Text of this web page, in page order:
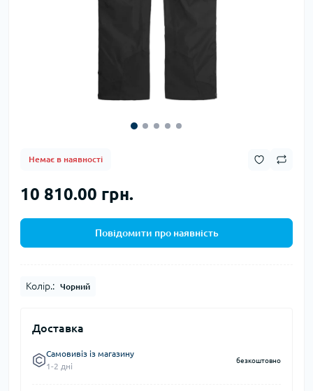
Немає в наявності
10 810.00 грн.
Повідомити про наявність
Колір.: Чорний
Доставка
Самовивіз із магазину
1-2 дні
безкоштовно